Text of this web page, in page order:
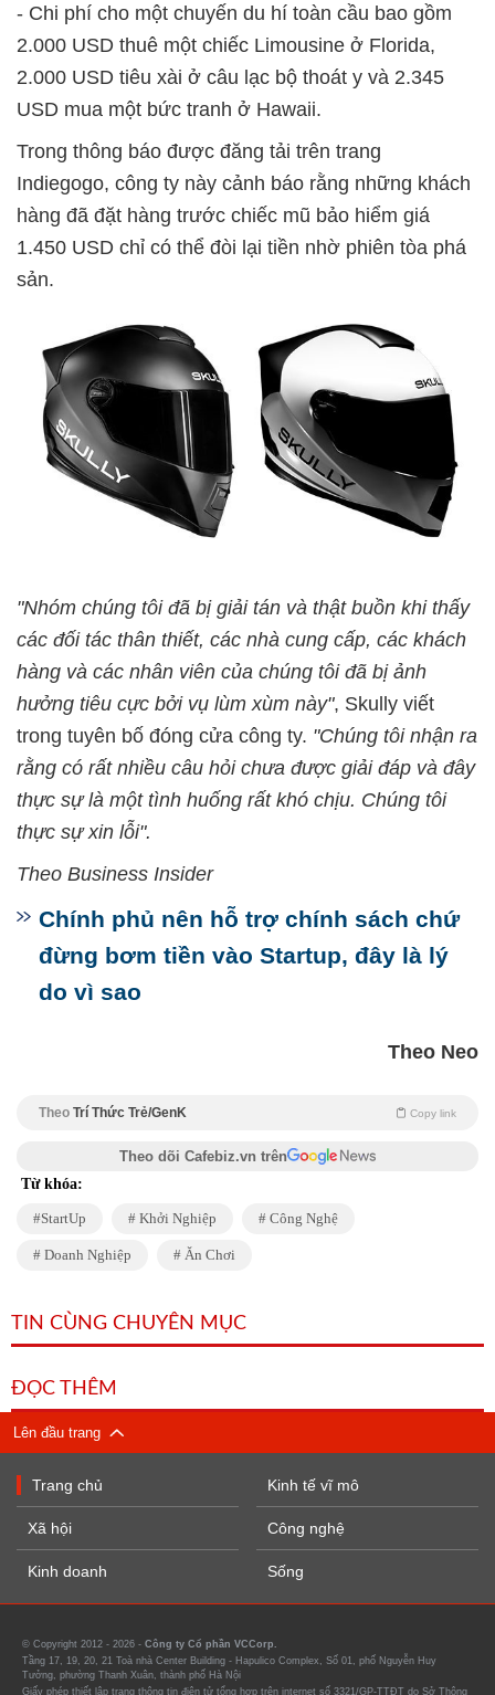
- Chi phí cho một chuyến du hí toàn cầu bao gồm
2.000 USD thuê một chiếc Limousine ở Florida,
2.000 USD tiêu xài ở câu lạc bộ thoát y và 2.345
USD mua một bức tranh ở Hawaii.
Trong thông báo được đăng tải trên trang
Indiegogo, công ty này cảnh báo rằng những khách
hàng đã đặt hàng trước chiếc mũ bảo hiểm giá
1.450 USD chỉ có thể đòi lại tiền nhờ phiên tòa phá
sản.
"Nhóm chúng tôi đã bị giải tán và thật buồn khi thấy
các đối tác thân thiết, các nhà cung cấp, các khách
hàng và các nhân viên của chúng tôi đã bị ảnh
hưởng tiêu cực bởi vụ lùm xùm này", Skully viết
trong tuyên bố đóng cửa công ty. "Chúng tôi nhận ra
rằng có rất nhiều câu hỏi chưa được giải đáp và đây
thực sự là một tình huống rất khó chịu. Chúng tôi
thực sự xin lỗi".
Theo Business Insider
Chính phủ nên hỗ trợ chính sách chứ
đừng bơm tiền vào Startup, đây là lý
do vì sao
Theo Neo
Theo Trí Thức Trẻ/GenK Copy link
Theo dõi Cafebiz.vn trên
Từ khóa:
StartUp Khởi Nghiệp Công Nghệ
Doanh Nghiệp Ăn Chơi
TIN CÙNG CHUYÊN MỤC
ĐỌC THÊM
Lên đầu trang
Trang chủ
Xã hội
Kinh doanh
Kinh tế vĩ mô
Công nghệ
Sống
© Copyright 2012 - 2026 - Công ty Cổ phần VCCorp.
Tầng 17, 19, 20, 21 Toà nhà Center Building - Hapulico Complex, Số 01, phố Nguyễn Huy
Tưởng, phường Thanh Xuân, thành phố Hà Nội
Giấy phép thiết lập trang thông tin điện tử tổng hợp trên internet số 3321/GP-TTĐT do Sở Thông